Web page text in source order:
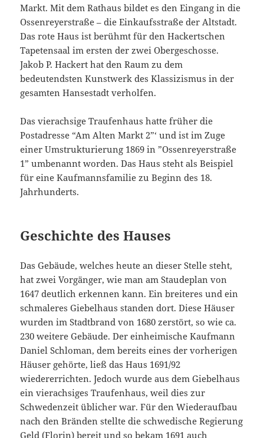
Markt. Mit dem Rathaus bildet es den Eingang in die
Ossenreyerstraße – die Einkaufsstraße der Altstadt.
Das rote Haus ist berühmt für den Hackertschen
Tapetensaal im ersten der zwei Obergeschosse.
Jakob P. Hackert hat den Raum zu dem
bedeutendsten Kunstwerk des Klassizismus in der
gesamten Hansestadt verholfen.
Das vierachsige Traufenhaus hatte früher die
Postadresse “Am Alten Markt 2”‘ und ist im Zuge
einer Umstrukturierung 1869 in ”Ossenreyerstraße
1” umbenannt worden. Das Haus steht als Beispiel
für eine Kaufmannsfamilie zu Beginn des 18.
Jahrhunderts.
Geschichte des Hauses
Das Gebäude, welches heute an dieser Stelle steht,
hat zwei Vorgänger, wie man am Staudeplan von
1647 deutlich erkennen kann. Ein breiteres und ein
schmaleres Giebelhaus standen dort. Diese Häuser
wurden im Stadtbrand von 1680 zerstört, so wie ca.
230 weitere Gebäude. Der einheimische Kaufmann
Daniel Schloman, dem bereits eines der vorherigen
Häuser gehörte, ließ das Haus 1691/92
wiedererrichten. Jedoch wurde aus dem Giebelhaus
ein vierachsiges Traufenhaus, weil dies zur
Schwedenzeit üblicher war. Für den Wiederaufbau
nach den Bränden stellte die schwedische Regierung
Geld (Florin) bereit und so bekam 1691 auch